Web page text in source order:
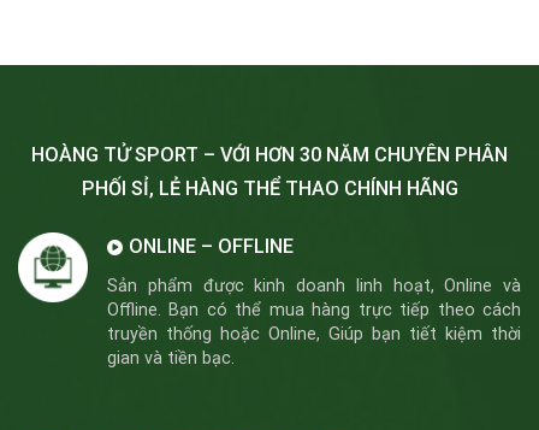
HOÀNG TỬ SPORT – VỚI HƠN 30 NĂM CHUYÊN PHÂN
PHỐI SỈ, LẺ HÀNG THỂ THAO CHÍNH HÃNG
ONLINE – OFFLINE
Sản phẩm được kinh doanh linh hoạt, Online và
Offline. Bạn có thể mua hàng trực tiếp theo cách
truyền thống hoặc Online, Giúp bạn tiết kiệm thời
gian và tiền bạc.